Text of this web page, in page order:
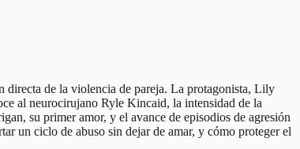
directa de la violencia de pareja. La protagonista, Lily
al neurocirujano Ryle Kincaid, la intensidad de la
su primer amor, y el avance de episodios de agresión
un ciclo de abuso sin dejar de amar, y cómo proteger el